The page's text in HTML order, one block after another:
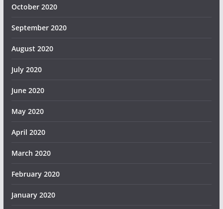
October 2020
September 2020
August 2020
July 2020
June 2020
May 2020
April 2020
March 2020
February 2020
January 2020